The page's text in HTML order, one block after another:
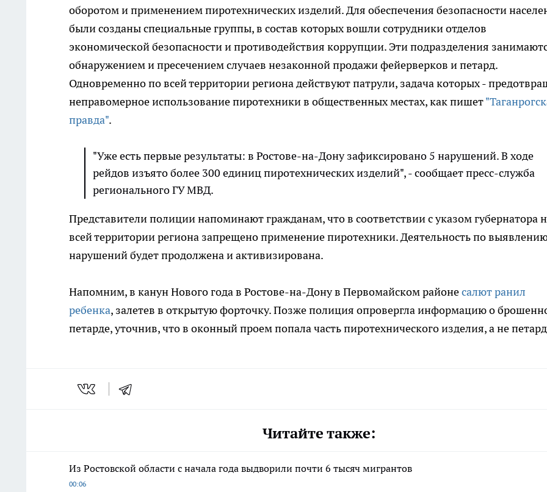
оборотом и применением пиротехнических изделий. Для обеспечения безопасности
были созданы специальные группы, в состав которых вошли сотрудники отделов
экономической безопасности и противодействия коррупции. Эти подразделения
обнаружением и пресечением случаев незаконной продажи фейерверков и петард.
Одновременно по всей территории региона действуют патрули, задача которых -
неправомерное использование пиротехники в общественных местах, как пишет
правда".
"Уже есть первые результаты: в Ростове-на-Дону зафиксировано 5 нарушений. В ходе
рейдов изъято более 300 единиц пиротехнических изделий", - сообщает пресс-служба
регионального ГУ МВД.
Представители полиции напоминают гражданам, что в соответствии с указом губернатора
всей территории региона запрещено применение пиротехники. Деятельность по
нарушений будет продолжена и активизирована.
Напомним, в канун Нового года в Ростове-на-Дону в Первомайском районесалют ранил
ребенка, залетев в открытую форточку. Позже полиция опровергла информацию о
петарде, уточнив, что в оконный проем попала часть пиротехнического изделия, а не
Читайте также:
Из Ростовской области с начала года выдворили почти 6 тысяч мигрантов
00:06